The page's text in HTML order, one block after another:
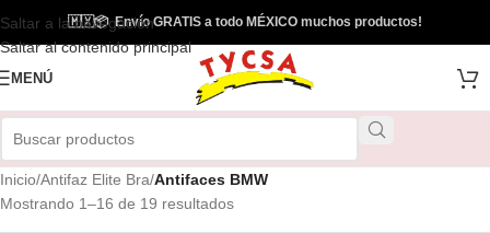
Saltar a la navegación
Saltar al contenido principal
🇲🇽📦Envío GRATIS a todo MÉXICO muchos productos!
MENÚ
Inicio/Antifaz Elite Bra/Antifaces BMW
Mostrando 1–16 de 19 resultados